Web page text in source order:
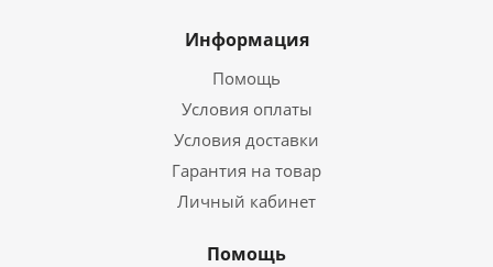
Информация
Помощь
Условия оплаты
Условия доставки
Гарантия на товар
Личный кабинет
Помощь